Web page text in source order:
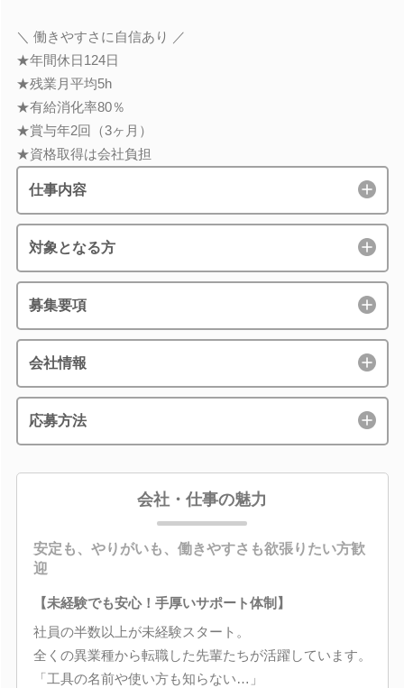
＼ 働きやすさに自信あり ／
★年間休日124日
★残業月平均5h
★有給消化率80％
★賞与年2回（3ヶ月）
★資格取得は会社負担
仕事内容
対象となる方
募集要項
会社情報
応募方法
会社・仕事の魅力
安定も、やりがいも、働きやすさも欲張りたい方歓
迎
【未経験でも安心！手厚いサポート体制】
社員の半数以上が未経験スタート。
全くの異業種から転職した先輩たちが活躍しています。
「工具の名前や使い方も知らない…」